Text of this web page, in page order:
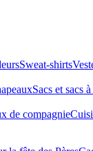
Sweat-shirts
Sacs et sacs
de compagnie